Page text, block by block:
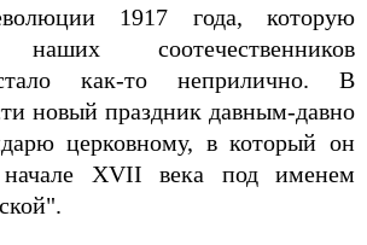
1917 года, которую
наших соотечественников
как-то неприлично. В
новый праздник давным-давно
церковному, в который он
XVII века под именем